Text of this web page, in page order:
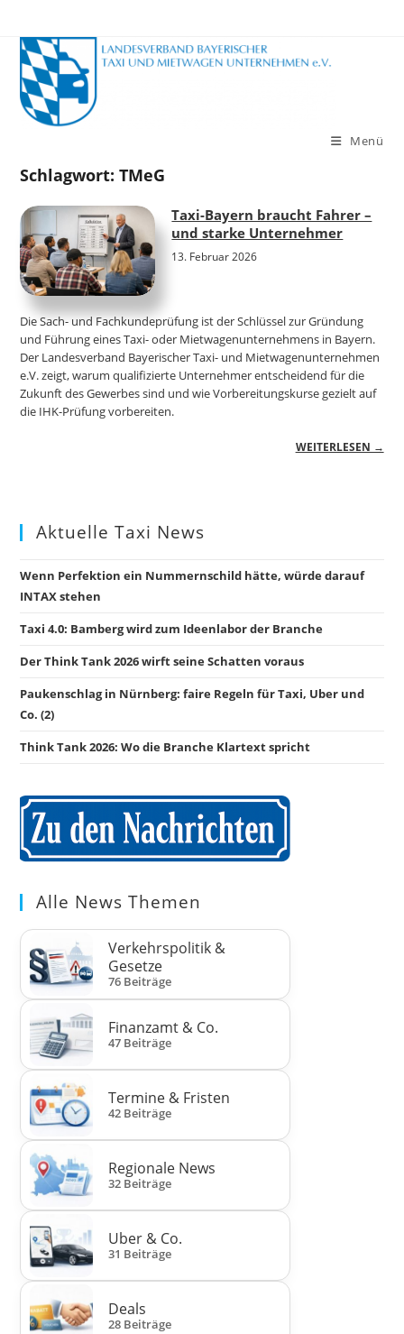
Inhalt
springen
Menü
Schlagwort:TMeG
Taxi-Bayern braucht Fahrer –
und starke Unternehmer
13. Februar 2026
Die Sach- und Fachkundeprüfung ist der Schlüssel zur Gründung
und Führung eines Taxi- oder Mietwagenunternehmens in Bayern.
Der Landesverband Bayerischer Taxi- und Mietwagenunternehmen
e.V. zeigt, warum qualifizierte Unternehmer entscheidend für die
Zukunft des Gewerbes sind und wie Vorbereitungskurse gezielt auf
die IHK-Prüfung vorbereiten.
WEITERLESEN →
Aktuelle Taxi News
Wenn Perfektion ein Nummernschild hätte, würde darauf
INTAX stehen
Taxi 4.0: Bamberg wird zum Ideenlabor der Branche
Der Think Tank 2026 wirft seine Schatten voraus
Paukenschlag in Nürnberg: faire Regeln für Taxi, Uber und
Co. (2)
Think Tank 2026: Wo die Branche Klartext spricht
Alle News Themen
Verkehrspolitik &
Gesetze
76 Beiträge
Finanzamt & Co.
47 Beiträge
Termine & Fristen
42 Beiträge
Regionale News
32 Beiträge
Uber & Co.
31 Beiträge
Deals
28 Beiträge